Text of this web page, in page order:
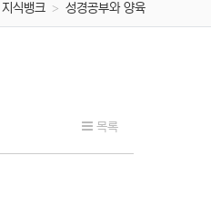
지식뱅크 성경공부와 양육
목록